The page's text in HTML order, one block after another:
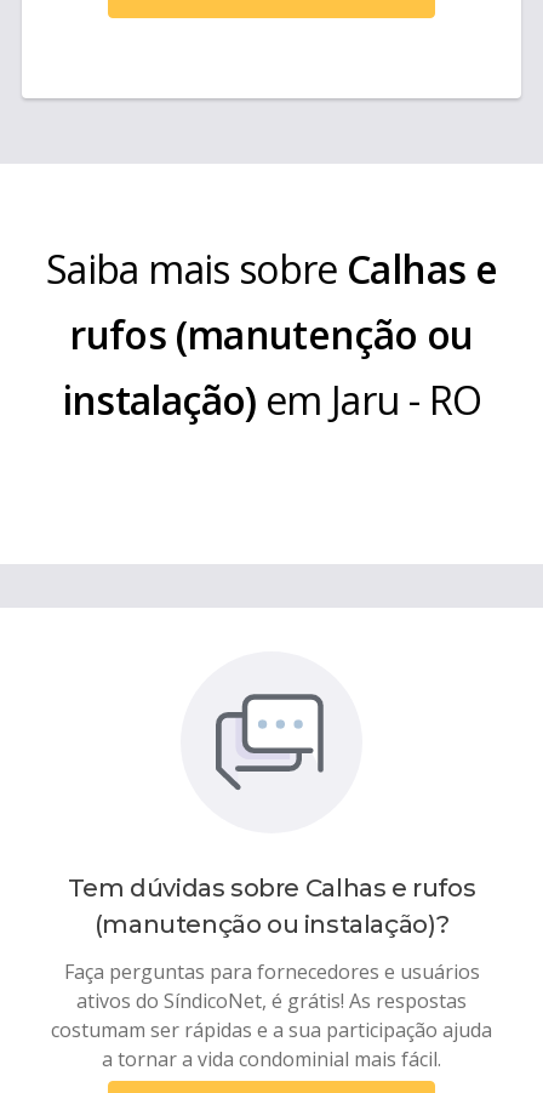
Saiba mais sobre Calhas e
rufos (manutenção ou
instalação) em Jaru - RO
Tem dúvidas sobre Calhas e rufos
(manutenção ou instalação)?
Faça perguntas para fornecedores e usuários
ativos do SíndicoNet, é grátis! As respostas
costumam ser rápidas e a sua participação ajuda
a tornar a vida condominial mais fácil.